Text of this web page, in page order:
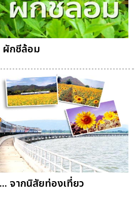
ผักชีล้อม
... จากนิสัยท่องเที่ยว